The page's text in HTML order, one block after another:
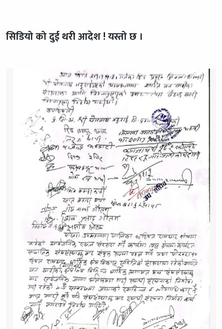
सिडियो को दुई थरी आदेश ! यस्तो छ ।